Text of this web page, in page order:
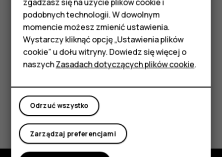
Akcesoria
HMD Terra M
Tablety
Moje konto
Ważne: Nie wyjmuj karty pamięci, gdy jakakolwiek
aplikacja z niej korzysta. Może to spowodować
uszkodzenie karty pamięci lub urządzenia, a także
danych przechowywanych na karcie.
Czy te informacje były pomocne?
Tak Nie
podobnych technologii. W dowolnym
momencie możesz zmienić ustawienia.
Wystarczy kliknąć opcję „Ustawienia plików
cookie” u dołu witryny. Dowiedz się więcej o
naszychZasadach dotyczących plików cookie.
Odrzuć wszystko
Zarządzaj preferencjami